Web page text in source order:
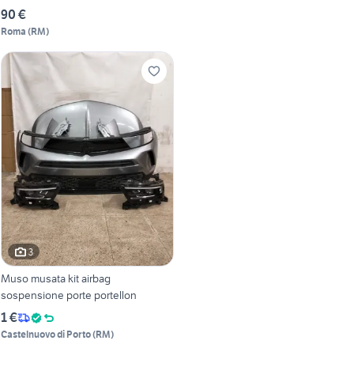
90 €
Roma (RM)
3
Muso musata kit airbag
sospensione porte portellon
1 €
Castelnuovo di Porto(RM)